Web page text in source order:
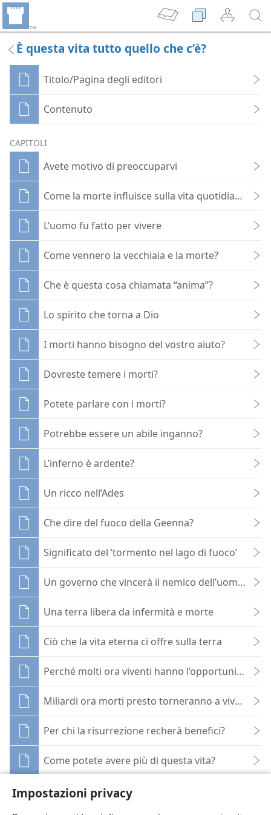
Impostazioni privacy
È questa vita tutto quello che c’è?
Titolo/Pagina degli editori
Contenuto
CAPITOLI
Avete motivo di preoccuparvi
Come la morte influisce sulla vita quotidiana
L’uomo fu fatto per vivere
Come vennero la vecchiaia e la morte?
Che è questa cosa chiamata “anima”?
Lo spirito che torna a Dio
I morti hanno bisogno del vostro aiuto?
Dovreste temere i morti?
Potete parlare con i morti?
Potrebbe essere un abile inganno?
L’inferno è ardente?
Un ricco nell’Ades
Che dire del fuoco della Geenna?
Significato del ‘tormento nel lago di fuoco’
Un governo che vincerà il nemico dell’uomo, la
Una terra libera da infermità e morte
Ciò che la vita eterna ci offre sulla terra
Perché molti ora viventi hanno l’opportunità di
Miliardi ora morti presto torneranno a vivere
Per chi la risurrezione recherà benefici?
Come potete avere più di questa vita?
Il futuro del genere umano ha relazione col suo